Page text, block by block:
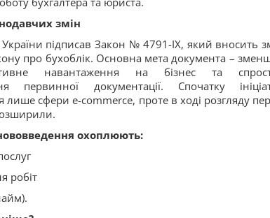
змін
підписав Закон № 4791-ІХ, який вносить
про бухоблік. Основна мета документа –
навантаження на бізнес та
первинної документації. Спочатку
лише сфери e-commerce, проте в ході розгляду
охоплюють:
робіт